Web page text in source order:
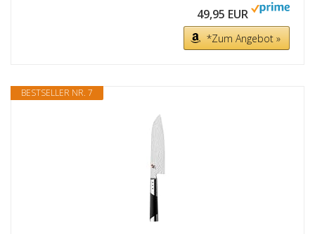
49,95 EUR
*Zum Angebot »
BESTSELLER NR. 7